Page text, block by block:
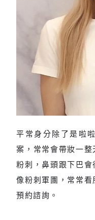
上妝臉部
平常身分除了是啦
案，常常會帶妝一
粉刺，鼻頭跟下巴
像粉刺軍團，常常
預約諮詢。